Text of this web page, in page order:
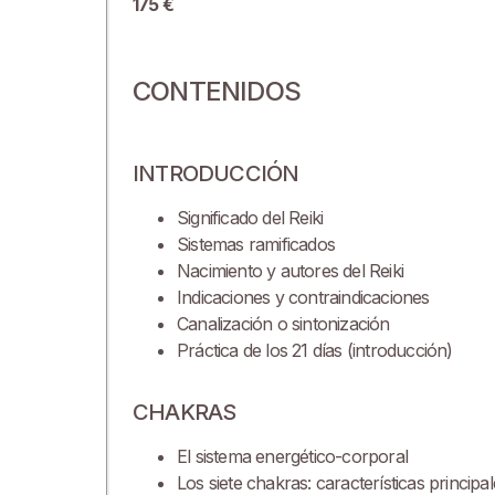
175 €
CONTENIDOS
INTRODUCCIÓN
Significado del Reiki
Sistemas ramificados
Nacimiento y autores del Reiki
Indicaciones y contraindicaciones
Canalización o sintonización
Práctica de los 21 días (introducción)
CHAKRAS
El sistema energético-corporal
Los siete chakras: características